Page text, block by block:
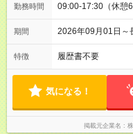
勤務時間 09:00-17:30（休憩
期間 2026年09月01日
特徴 履歴書不要
気になる！
掲載元企業名